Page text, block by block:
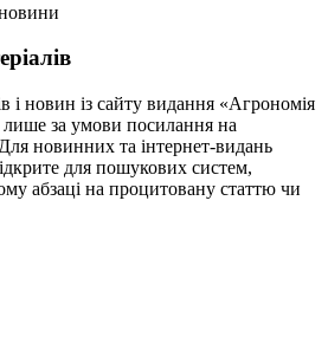
і новин із сайту видання «Агрономія
лише за умови посилання на
новинних та інтернет-видань
для пошукових систем,
абзаці на процитовану статтю чи